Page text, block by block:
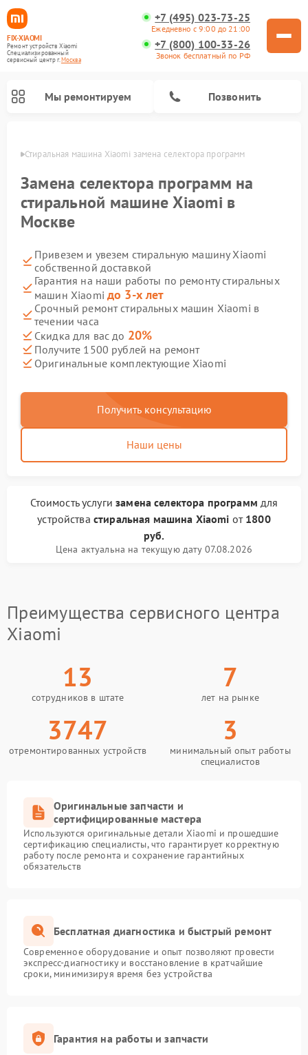
FIX-XIAOMI
Ремонт устройств Xiaomi
Специализированный
cервисный центр г.Москва
+7 (495) 023-73-25
Ежедневно с 9:00 до 21:00
+7 (800) 100-33-26
Звонок бесплатный по РФ
Мы ремонтируем Позвонить
Стиральная машина Xiaomi замена селектора программ
Замена селектора программ на
стиральной машине Xiaomi в
Москве
Привезем и увезем стиральную машину Xiaomi
собственной доставкой
Гарантия на наши работы по ремонту стиральных
машин Xiaomi до 3-х лет
Срочный ремонт стиральных машин Xiaomi в
течении часа
Скидка для вас до 20%
Получите 1500 рублей на ремонт
Оригинальные комплектующие Xiaomi
Получить консультацию
Наши цены
Стоимость услугизамена селектора программ для
устройства стиральная машина Xiaomi от 1800
руб.
Цена актуальна на текущую дату 07.08.2026
Преимущества сервисного центра
Xiaomi
13
сотрудников в штате
7
лет на рынке
3747
отремонтированных устройств
3
минимальный опыт работы
специалистов
Оригинальные запчасти и
сертифицированные мастера
Используются оригинальные детали Xiaomi и прошедшие
сертификацию специалисты, что гарантирует корректную
работу после ремонта и сохранение гарантийных
обязательств
Бесплатная диагностика и быстрый ремонт
Современное оборудование и опыт позволяют провести
экспресс-диагностику и восстановление в кратчайшие
сроки, минимизируя время без устройства
Гарантия на работы и запчасти